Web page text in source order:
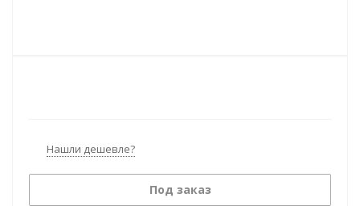
Нашли дешевле?
Под заказ